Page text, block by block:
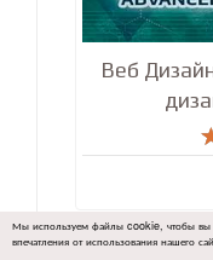
Мы используем файлы cookie, чтобы вы
впечатления от использования нашего
Веб